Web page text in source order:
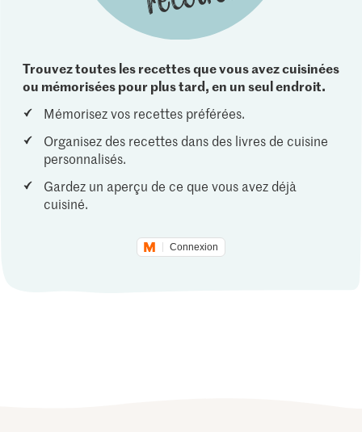
Trouvez toutes les recettes que vous avez cuisinées
ou mémorisées pour plus tard, en un seul endroit.
Mémorisez vos recettes préférées.
Organisez des recettes dans des livres de cuisine
personnalisés.
Gardez un aperçu de ce que vous avez déjà
cuisiné.
Connexion